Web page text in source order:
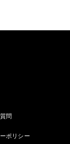
問
ポリシー